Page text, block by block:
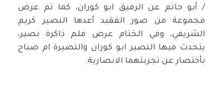
/ أبو حاتم عن الرفيق ابو كوران، كما تم عرض
مجموعة من صور الفقيد أعدها النصير كريم
الشريفي، وفي الختام عرض فلم ذاكرة نصير،
يتحدث فيها النصير ابو كوران والنصيرة ام صباح
بأختصار عن تجربتهما الانصارية.